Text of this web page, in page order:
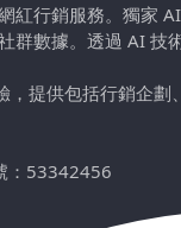
紅行銷服務。獨家
群數據。透過 AI
提供包括行銷企
：53342456